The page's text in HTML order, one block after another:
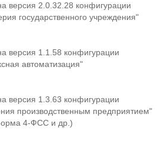
версия 2.0.32.28 конфигурации
государственного учреждения"
версия 1.1.58 конфигурации
автоматизация"
версия 1.3.63 конфигурации
производственным предприятием"
4-ФСС и др.)